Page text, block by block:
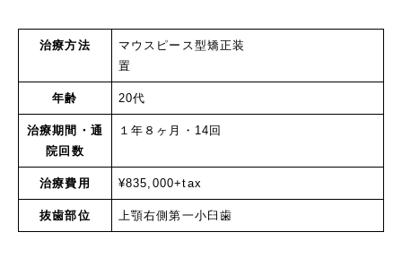
治療方法
マウスピース型矯正装
置
年齢 20代
治療期間・通
院回数
１年８ヶ月・14回
治療費用 ¥835,000+tax
抜歯部位 上顎右側第一小臼歯